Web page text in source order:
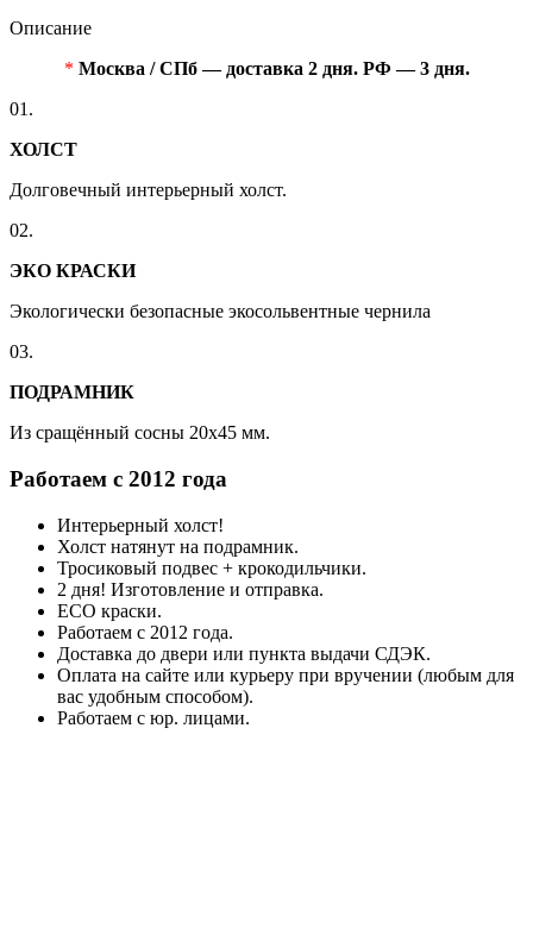
Описание
* Москва / СПб — доставка 2 дня. РФ — 3 дня.
01.
ХОЛСТ
Долговечный интерьерный холст.
02.
ЭКО КРАСКИ
Экологически безопасные экосольвентные чернила
03.
ПОДРАМНИК
Из сращённый сосны 20x45 мм.
Работаем с 2012 года
Интерьерный холст!
Холст натянут на подрамник.
Тросиковый подвес + крокодильчики.
2 дня! Изготовление и отправка.
ECO краски.
Работаем с 2012 года.
Доставка до двери или пункта выдачи СДЭК.
Оплата на сайте или курьеру при вручении (любым для
вас удобным способом).
Работаем с юр. лицами.